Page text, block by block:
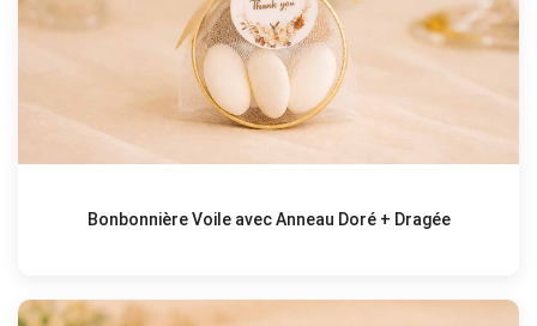
Bonbonnière Voile avec Anneau Doré + Dragée